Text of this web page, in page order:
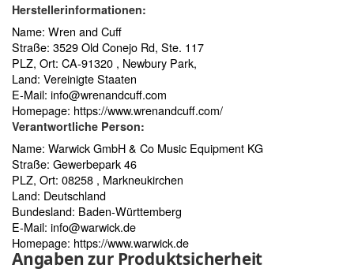
Herstellerinformationen:
Name: Wren and Cuff
Straße: 3529 Old Conejo Rd, Ste. 117
PLZ, Ort: CA-91320 , Newbury Park,
Land: Vereinigte Staaten
E-Mail: info@wrenandcuff.com
Homepage: https://www.wrenandcuff.com/
Verantwortliche Person:
Name: Warwick GmbH & Co Music Equipment KG
Straße: Gewerbepark 46
PLZ, Ort: 08258 , Markneukirchen
Land: Deutschland
Bundesland: Baden-Württemberg
E-Mail: info@warwick.de
Homepage: https://www.warwick.de
Angaben zur Produktsicherheit